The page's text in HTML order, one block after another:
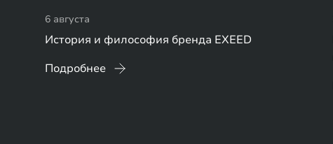
6 августа
История и философия бренда EXEED
Подробнее